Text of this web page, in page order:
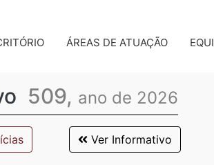
ÁREAS DE ATUAÇÃO
509, ano de 2026
Ver Informativo